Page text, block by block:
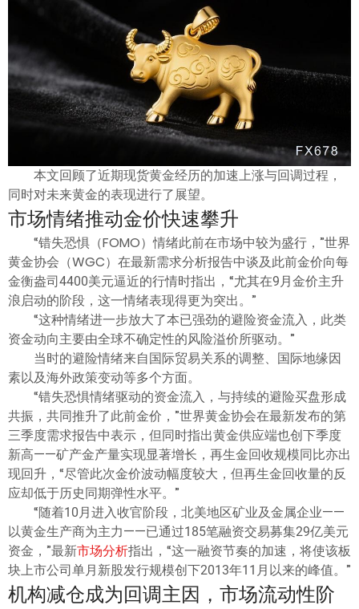
Tiếng việt
本文回顾了近期现货黄金经历的加速上涨与回调过程，
同时对未来黄金的表现进行了展望。
市场情绪推动金价快速攀升
“错失恐惧（FOMO）情绪此前在市场中较为盛行，”世界
黄金协会（WGC）在最新需求分析报告中谈及此前金价向每
金衡盎司4400美元逼近的行情时指出，“尤其在9月金价主升
浪启动的阶段，这一情绪表现得更为突出。”
“这种情绪进一步放大了本已强劲的避险资金流入，此类
资金动向主要由全球不确定性的风险溢价所驱动。”
当时的避险情绪来自国际贸易关系的调整、国际地缘因
素以及海外政策变动等多个方面。
“错失恐惧情绪驱动的资金流入，与持续的避险买盘形成
共振，共同推升了此前金价，”世界黄金协会在最新发布的第
三季度需求报告中表示，但同时指出黄金供应端也创下季度
新高——矿产金产量实现显著增长，再生金回收规模同比亦出
现回升，“尽管此次金价波动幅度较大，但再生金回收量的反
应却低于历史同期弹性水平。”
“随着10月进入收官阶段，北美地区矿业及金属企业——
以黄金生产商为主力——已通过185笔融资交易募集29亿美元
资金，”最新市场分析指出，“这一融资节奏的加速，将使该板
块上市公司单月新股发行规模创下2013年11月以来的峰值。”
机构减仓成为回调主因，市场流动性阶